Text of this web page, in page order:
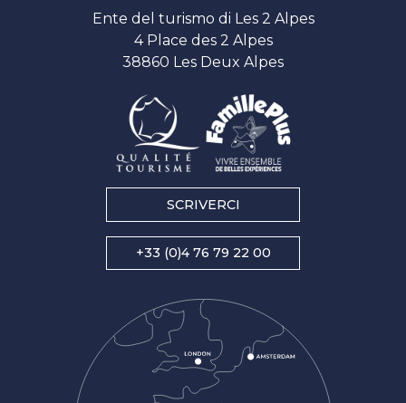
Ente del turismo di Les 2 Alpes
4 Place des 2 Alpes
38860 Les Deux Alpes
SCRIVERCI
+33 (0)4 76 79 22 00